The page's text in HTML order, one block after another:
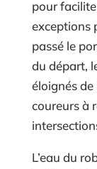
pour
exceptions
passé le
du départ,
éloignés
coureurs à
L’eau du